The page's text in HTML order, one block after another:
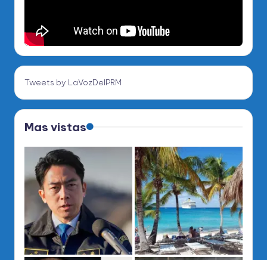
Tweets by LaVozDelPRM
Mas vistas